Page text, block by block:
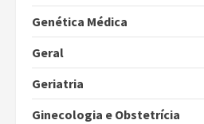
Genética Médica
Geral
Geriatria
Ginecologia e Obstetrícia